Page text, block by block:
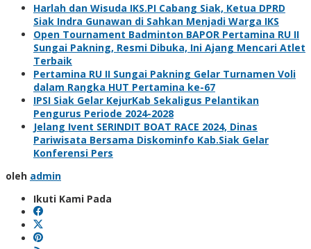
Harlah dan Wisuda IKS.PI Cabang Siak, Ketua DPRD
Siak Indra Gunawan di Sahkan Menjadi Warga IKS
Open Tournament Badminton BAPOR Pertamina RU II
Sungai Pakning, Resmi Dibuka, Ini Ajang Mencari Atlet
Terbaik
Pertamina RU II Sungai Pakning Gelar Turnamen Voli
dalam Rangka HUT Pertamina ke-67
IPSI Siak Gelar KejurKab Sekaligus Pelantikan
Pengurus Periode 2024-2028
Jelang Ivent SERINDIT BOAT RACE 2024, Dinas
Pariwisata Bersama Diskominfo Kab.Siak Gelar
Konferensi Pers
oleh admin
Ikuti Kami Pada